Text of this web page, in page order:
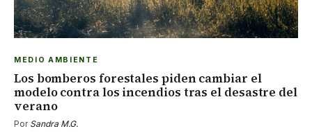
MEDIO AMBIENTE
Los bomberos forestales piden cambiar el
modelo contra los incendios tras el desastre del
verano
Por Sandra M.G.